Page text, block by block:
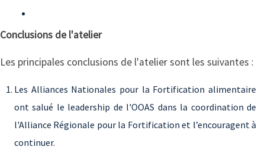
Conclusions de l'atelier
Les principales conclusions de l'atelier sont les suivantes :
Les Alliances Nationales pour la Fortification alimentaire
ont salué le leadership de l'OOAS dans la coordination de
l'Alliance Régionale pour la Fortification et l’encouragent à
continuer.